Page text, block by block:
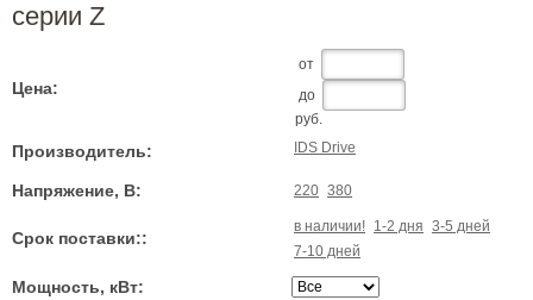
серии Z
Цена:
от
до
руб.
Производитель: IDS Drive
Напряжение, В: 220 380
Срок поставки::
в наличии! 1-2 дня 3-5 дней
7-10 дней
Мощность, кВт: